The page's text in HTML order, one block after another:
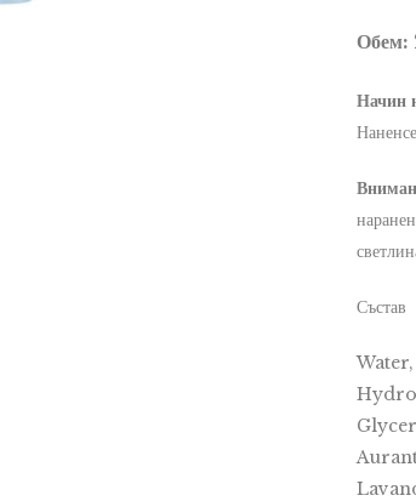
Обем:
Начин
Състав